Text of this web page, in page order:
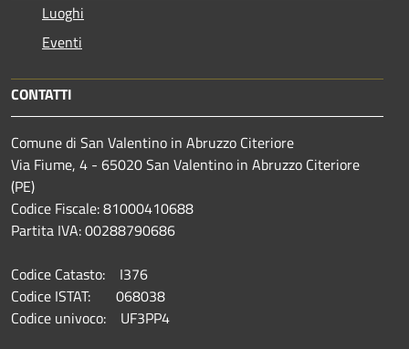
Luoghi
Eventi
CONTATTI
Comune di San Valentino in Abruzzo Citeriore
Via Fiume, 4 - 65020 San Valentino in Abruzzo Citeriore
(PE)
Codice Fiscale: 81000410688
Partita IVA: 00288790686
Codice Catasto: I376
Codice ISTAT: 068038
Codice univoco: UF3PP4